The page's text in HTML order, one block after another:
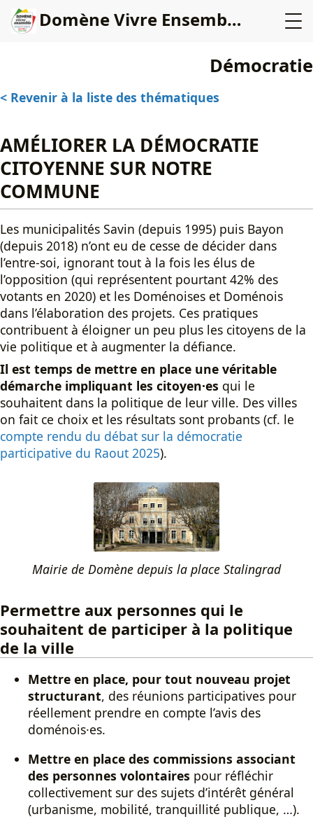
Domène Vivre Ensemble
Démocratie
< Revenir à la liste des thématiques
AMÉLIORER LA DÉMOCRATIE
CITOYENNE SUR NOTRE
COMMUNE
Les municipalités Savin (depuis 1995) puis Bayon
(depuis 2018) n’ont eu de cesse de décider dans
l’entre-soi, ignorant tout à la fois les élus de
l’opposition (qui représentent pourtant 42% des
votants en 2020) et les Doménoises et Doménois
dans l’élaboration des projets. Ces pratiques
contribuent à éloigner un peu plus les citoyens de la
vie politique et à augmenter la défiance.
Il est temps de mettre en place une véritable
démarche impliquant les citoyen·es qui le
souhaitent dans la politique de leur ville. Des villes
on fait ce choix et les résultats sont probants (cf. le
compte rendu du débat sur la démocratie
participative du Raout 2025).
Mairie de Domène depuis la place Stalingrad
Permettre aux personnes qui le
souhaitent de participer à la politique
de la ville
Mettre en place, pour tout nouveau projet
structurant, des réunions participatives pour
réellement prendre en compte l’avis des
doménois·es.
Mettre en place des commissions associant
des personnes volontaires pour réfléchir
collectivement sur des sujets d’intérêt général
(urbanisme, mobilité, tranquillité publique, …).